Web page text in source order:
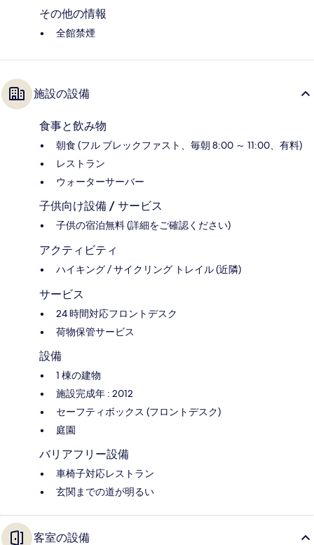
その他の情報
全館禁煙
施設の設備
食事と飲み物
朝食 (フル ブレックファスト、毎朝 8:00 ～ 11:00、有料)
レストラン
ウォーターサーバー
子供向け設備 / サービス
子供の宿泊無料 (詳細をご確認ください)
アクティビティ
ハイキング / サイクリング トレイル (近隣)
サービス
24 時間対応フロントデスク
荷物保管サービス
設備
1 棟の建物
施設完成年 : 2012
セーフティボックス (フロントデスク)
庭園
バリアフリー設備
車椅子対応レストラン
玄関までの道が明るい
客室の設備